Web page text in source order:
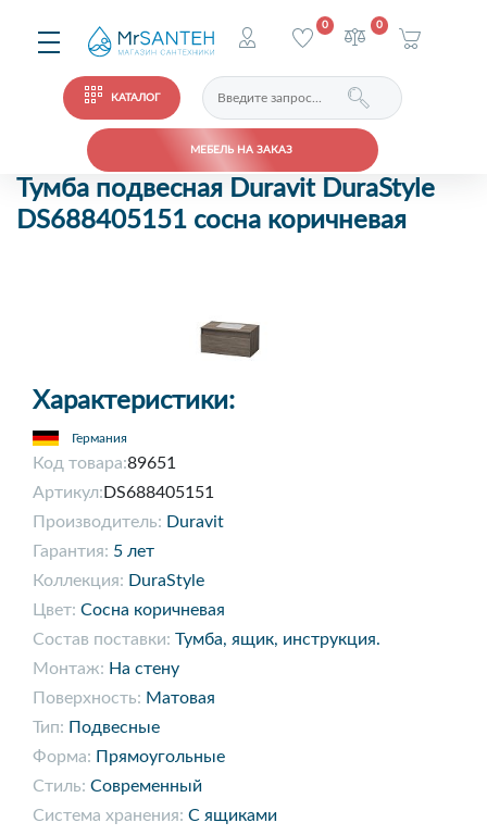
КАТАЛОГ
МЕБЕЛЬ НА ЗАКАЗ
0 0
Тумба подвесная Duravit DuraStyle
DS688405151 сосна коричневая
Характеристики:
Германия
Код товара:89651
Артикул: DS688405151
Производитель: Duravit
Гарантия: 5 лет
Коллекция: DuraStyle
Цвет: Сосна коричневая
Состав поставки: Тумба, ящик, инструкция.
Монтаж: На стену
Поверхность: Матовая
Тип: Подвесные
Форма: Прямоугольные
Стиль: Современный
Система хранения: С ящиками